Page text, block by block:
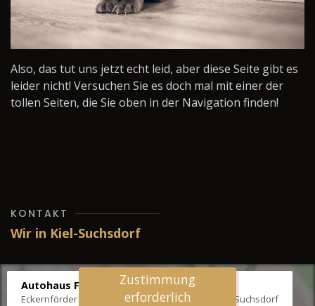
Also, das tut uns jetzt echt leid, aber diese Seite gibt es
leider nicht! Versuchen Sie es doch mal mit einer der
tollen Seiten, die Sie oben in der Navigation finden!
KONTAKT
Wir in Kiel-Suchsdorf
Autohaus Fräter
Eckernförder Str. /Klausbrooker Weg 1, 24107 Kiel-Suchsdorf
Zustimmung
erforderlich